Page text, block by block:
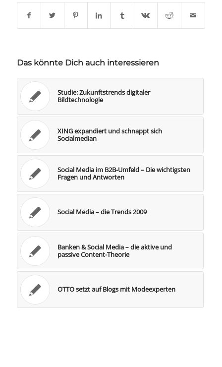
Das könnte Dich auch interessieren
Studie: Zukunftstrends digitaler
Bildtechnologie
XING expandiert und schnappt sich
Socialmedian
Social Media im B2B-Umfeld – Die wichtigsten
Fragen und Antworten
Social Media – die Trends 2009
Banken & Social Media – die aktive und
passive Content-Theorie
OTTO setzt auf Blogs mit Modeexperten